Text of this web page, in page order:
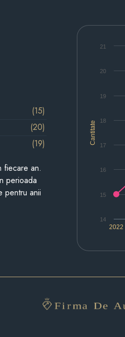
Cantitate
2022
14
15
16
17
18
19
20
21
(15)
(20)
(19)
fiecare an.
perioada
pentru anii